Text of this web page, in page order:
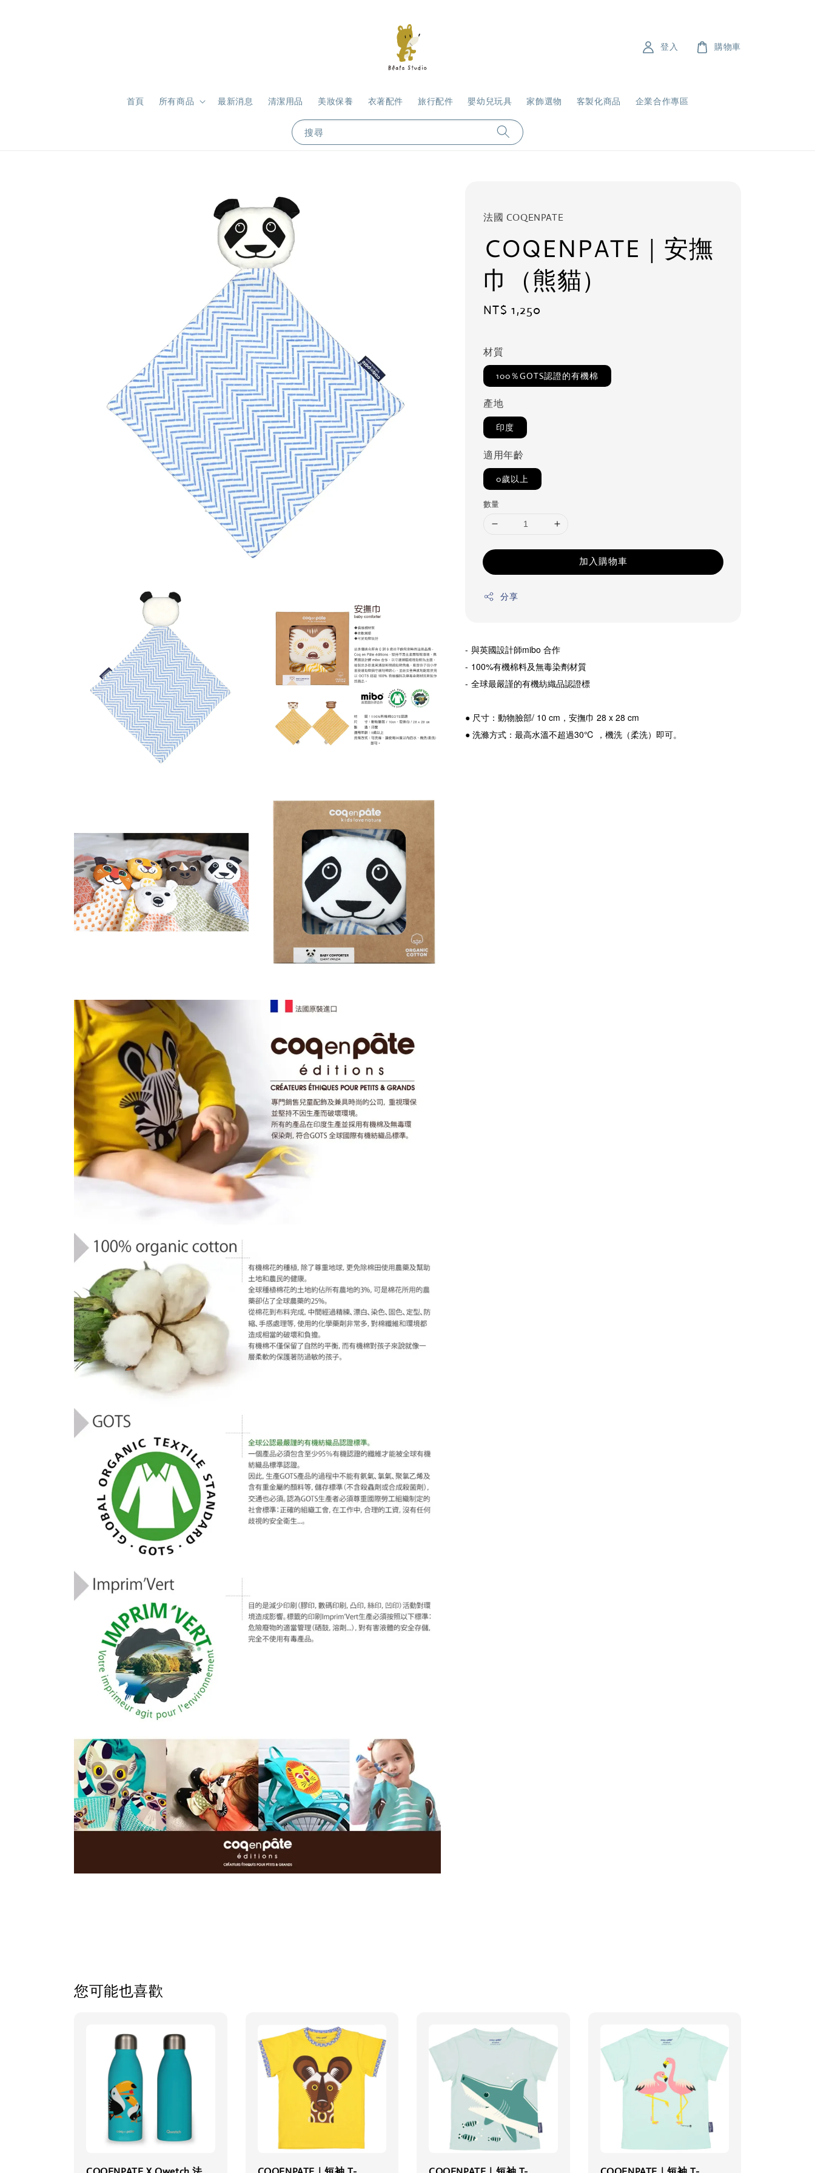
搜尋
首頁 所有商品 最新消息 清潔用品 美妝保養 衣著配件 旅行配件 嬰幼兒玩具 家飾選物 客製化商品 企業合作專區
登入 購物車
法國 COQENPATE
COQENPATE｜安撫
巾（熊貓）
Regular
NT$ 1,250
材質
100％GOTS認證的有機棉
產地
印度
適用年齡
0歲以上
數量
加入購物車
分享
- 與英國設計師mibo 合作
- 100%有機棉料及無毒染劑材質
- 全球最嚴謹的有機紡織品認證標
● 尺寸：動物臉部/ 10 cm，安撫巾 28 x 28 cm
● 洗滌方式：最高水溫不超過30℃ ，機洗（柔洗）即可。
您可能也喜歡